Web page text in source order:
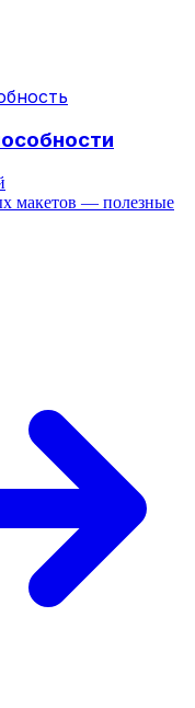
макетов — полезные